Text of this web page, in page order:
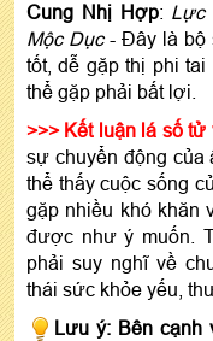
Cung Nhị Hợp: Lực
Mộc Dục- Đây là bộ
tốt, dễ gặp thị phi
thể gặp phải bất lợi.
>>> Kết luận lá số tử
sự chuyển động của
thể thấy cuộc sống
gặp nhiều khó khăn
được như ý muốn.
phải suy nghĩ về
thái sức khỏe yếu,
Lưu ý: Bên cạnh